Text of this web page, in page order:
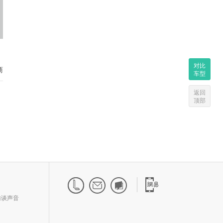
声音
对比
车型
返回
顶部